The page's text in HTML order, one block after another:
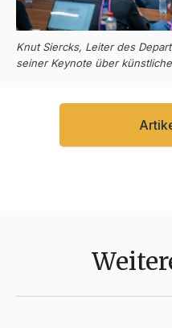
Knut Siercks, Leiter des
seiner Keynote über